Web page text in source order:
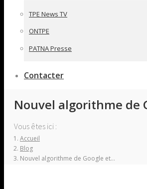
TPE News TV
ONTPE
PATNA Presse
Contacter
Nouvel algorithme de
Vous êtes ici :
Accueil
Blog
Nouvel algorithme de Google et…